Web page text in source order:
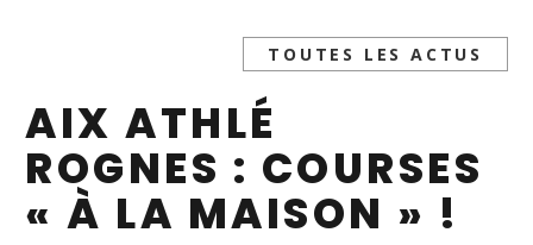
TOUTES LES ACTUS
AIX ATHLÉ
ROGNES : COURSES
« À LA MAISON » !